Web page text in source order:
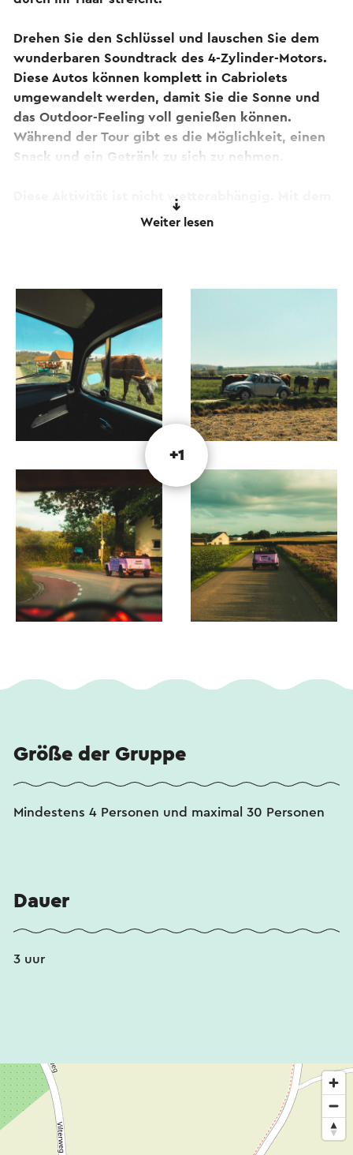
Drehen Sie den Schlüssel und lauschen Sie dem
wunderbaren Soundtrack des 4-Zylinder-Motors.
Diese Autos können komplett in Cabriolets
umgewandelt werden, damit Sie die Sonne und
das Outdoor-Feeling voll genießen können.
Während der Tour gibt es die Möglichkeit, einen
Snack und ein Getränk zu sich zu nehmen.
Diese Aktivität ist nicht wetterabhängig. Mit dem
einfachen Faltdach können Sie das Wetter voll
bereit für eine unvergessliche nostalgische Fahrt!
Weiter lesen
+1
Größe der Gruppe
Mindestens 4 Personen und maximal 30 Personen
Dauer
3 uur